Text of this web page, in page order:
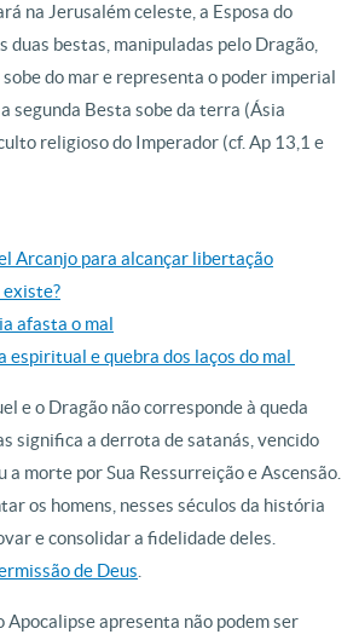
na Jerusalém celeste, a Esposa do
duas bestas, manipuladas pelo Dragão,
do mar e representa o poder imperial
segunda Besta sobe da terra (Ásia
religioso do Imperador (cf. Ap 13,1 e
Arcanjo para alcançar libertação
existe?
afasta o mal
espiritual e quebra dos laços do mal
e o Dragão não corresponde à queda
significa a derrota de satanás, vencido
a morte por Sua Ressurreição e Ascensão.
os homens, nesses séculos da história
e consolidar a fidelidade deles.
de Deus
Apocalipse apresenta não podem ser